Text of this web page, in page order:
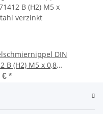
DIN
B (H2) M5 x 0,8
verzinkt
€ *